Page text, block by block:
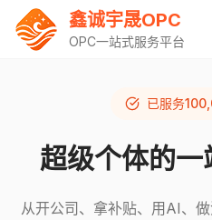
鑫诚宇晟OPC
OPC一站式服务平台
已服务
超级个体的
从开公司、拿补贴、用AI、